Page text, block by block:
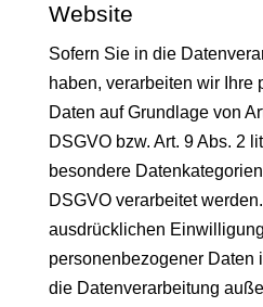
Website
Sofern Sie in die
haben, verarbeiten wir Ihre
Daten auf Grundlage von
DSGVO bzw. Art. 9 Abs. 2
besondere
DSGVO verarbeitet
ausdrücklichen
personenbezogener Daten
die Datenverarbeitung